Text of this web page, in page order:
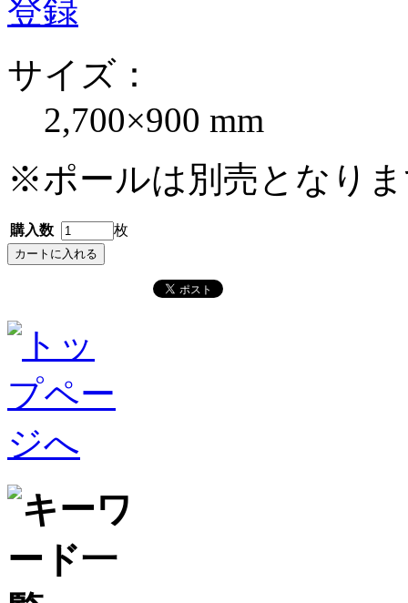
サイズ：
2,700×900 mm
※ポールは別売となり
購入数 枚